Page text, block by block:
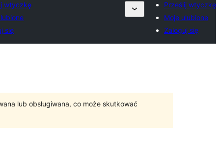
wtyczkę
się
Prześlij wtyczkę
Moje ulubione
Zaloguj się
lub obsługiwana, co może skutkować